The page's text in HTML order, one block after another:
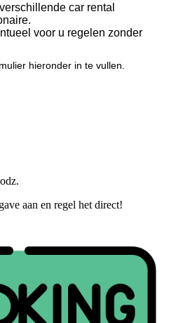
car rental
voor u regelen zonder
hieronder in te vullen.
aan en regel het direct!